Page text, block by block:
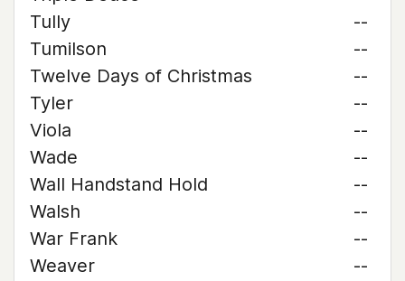
Tully
--
Tumilson
--
Twelve Days of Christmas
--
Tyler
--
Viola
--
Wade
--
Wall Handstand Hold
--
Walsh
--
War Frank
--
Weaver
--